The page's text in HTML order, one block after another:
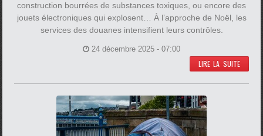
construction bourrées de substances toxiques, ou encore des
jouets électroniques qui explosent… À l’approche de Noël, les
services des douanes intensifient leurs contrôles.
24 décembre 2025 - 07:00
LIRE LA SUITE